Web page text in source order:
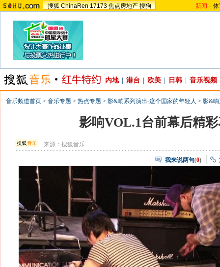
搜狐 ChinaRen 17173 焦点房地产 搜狗 新闻 -
内地 港台 欧美 日韩 音乐视频
音乐频道首页 > 音乐专题 > 热点专题 > 影&响系列演出-这个国家的年轻人 > 影&响
影响VOL.1台前幕后精
来源：搜狐音乐
我来说两句(0)